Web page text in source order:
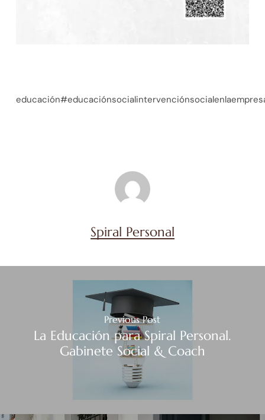
Spiral Personal
Previous Post
La Educación para Spiral Personal.
Gabinete Social & Coach